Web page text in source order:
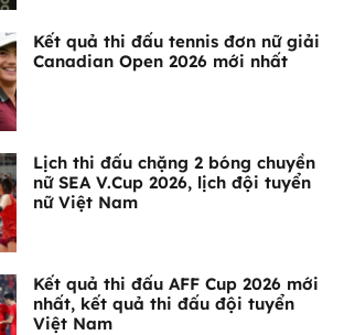
Kết quả thi đấu tennis đơn nữ giải
Canadian Open 2026 mới nhất
Lịch thi đấu chặng 2 bóng chuyền
nữ SEA V.Cup 2026, lịch đội tuyển
nữ Việt Nam
Kết quả thi đấu AFF Cup 2026 mới
nhất, kết quả thi đấu đội tuyển
Việt Nam